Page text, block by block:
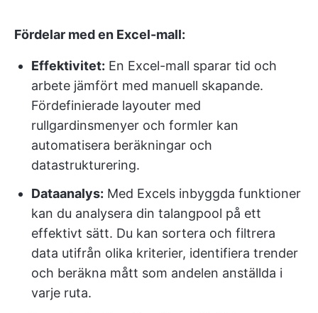
Fördelar med en Excel-mall:
Effektivitet: En Excel-mall sparar tid och
arbete jämfört med manuell skapande.
Fördefinierade layouter med
rullgardinsmenyer och formler kan
automatisera beräkningar och
datastrukturering.
Dataanalys: Med Excels inbyggda funktioner
kan du analysera din talangpool på ett
effektivt sätt. Du kan sortera och filtrera
data utifrån olika kriterier, identifiera trender
och beräkna mått som andelen anställda i
varje ruta.